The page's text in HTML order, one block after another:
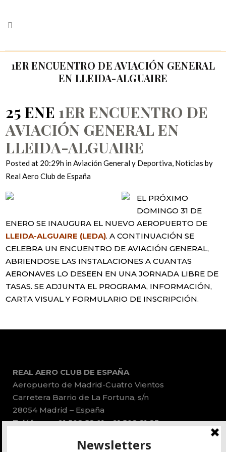
1ER ENCUENTRO DE AVIACIÓN GENERAL
EN LLEIDA-ALGUAIRE
25 ENE 1ER ENCUENTRO DE
AVIACIÓN GENERAL EN
LLEIDA-ALGUAIRE
Posted at 20:29h inAviación General y Deportiva, Noticias by
Real Aero Club de España
EL PRÓXIMO
DOMINGO 31 DE
ENERO SE INAUGURA EL NUEVO AEROPUERTO DE
LLEIDA-ALGUAIRE (LEDA). A CONTINUACIÓN SE
CELEBRA UN ENCUENTRO DE AVIACIÓN GENERAL,
ABRIENDOSE LAS INSTALACIONES A CUANTAS
AERONAVES LO DESEEN EN UNA JORNADA LIBRE DE
TASAS. SE ADJUNTA EL PROGRAMA, INFORMACIÓN,
CARTA VISUAL Y FORMULARIO DE INSCRIPCIÓN.
REAL AERO CLUB DE ESPAÑA
Aeropuerto de Madrid-Cuatro Vientos
Carretera Barrio de La Fortuna, s/n
28054 Madrid – España
Teléfonos:91 508 58 01 – 91 508 81 83